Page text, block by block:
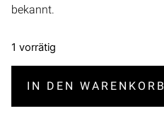
bekannt.
1 vorrätig
IN DEN WARENKORB